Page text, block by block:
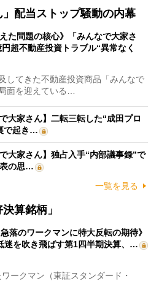
」配当ストップ騒動の内幕
えた問題の核心》「みんなで大家さ
超不動産投資トラブル“異常なく
してきた不動産投資商品「みんなで
面を迎えている…
大家さん】二転三転した“成田プロ
で起き…
大家さん】独占入手“内部議事録”で
の思…
一覧を見る
算銘柄」
急落のワークマンに特大反転の期待》
迷を吹き飛ばす第1四半期決算、…
ークマン（東証スタンダード・